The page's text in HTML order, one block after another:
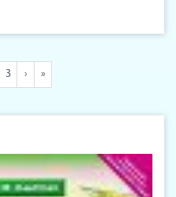
3 › »